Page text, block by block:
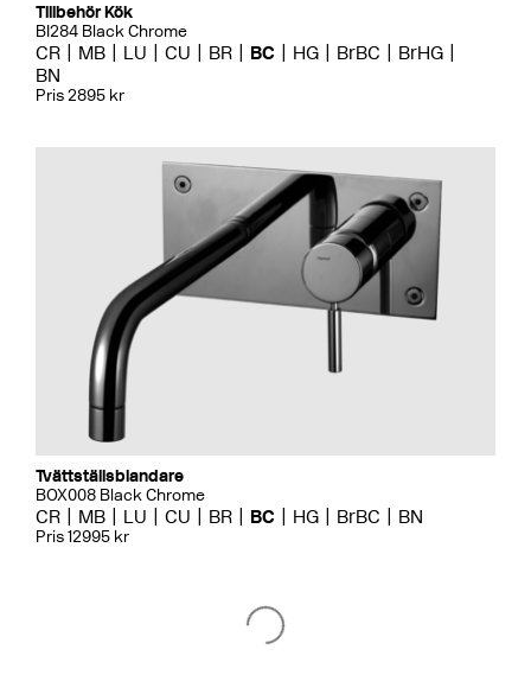
Tillbehör Kök
BI284 Black Chrome
CR MB LU CU BR BC HG BrBC
BrHG
BN
Pris 2895 kr
Tvättställsblandare
BOX008 Black Chrome
CR MB LU CU BR BC HG BrBC BN
Pris 12995 kr